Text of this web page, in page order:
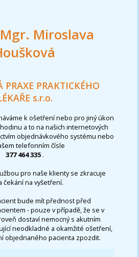
Miroslava
PRAXE PRAKTICKÉHO
s.r.o.
k ošetření nebo pro jiný úkon
a to na našich internetových
objednávkového systému nebo
telefonním čísle
377 464 335 .
pro naše klienty se zkracuje
čekání na vyšetření.
bude mít přednost před
- pouze v případě, že se v
dostaví nemocný s akutním
neodkladné a okamžité ošetření,
objednaného pacienta zpozdit.